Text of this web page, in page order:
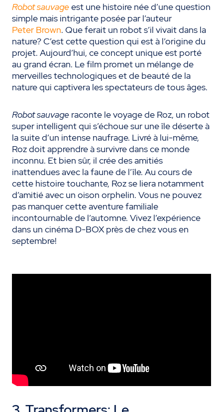
Robot sauvageest une histoire née d’une question
simple mais intrigante posée par l’auteur
Peter Brown. Que ferait un robot s’il vivait dans la
nature? C’est cette question qui est à l’origine du
projet. Aujourd’hui, ce concept unique est porté
au grand écran. Le film promet un mélange de
merveilles technologiques et de beauté de la
nature qui captivera les spectateurs de tous âges.
Robot sauvage raconte le voyage de Roz, un robot
super intelligent qui s’échoue sur une île déserte à
la suite d’un intense naufrage. Livré à lui-même,
Roz doit apprendre à survivre dans ce monde
inconnu. Et bien sûr, il crée des amitiés
inattendues avec la faune de l’île. Au cours de
cette histoire touchante, Roz se liera notamment
d’amitié avec un oison orphelin. Vous ne pouvez
pas manquer cette aventure familiale
incontournable de l’automne. Vivez l’expérience
dans un cinéma D-BOX près de chez vous en
septembre!